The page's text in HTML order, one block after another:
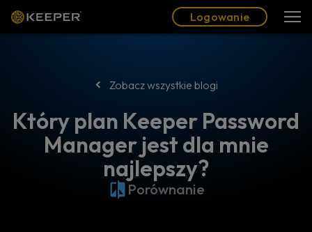
Logowanie
Zobacz wszystkie blogi
Który plan Keeper Password
Manager jest dla mnie
najlepszy?
Porównanie